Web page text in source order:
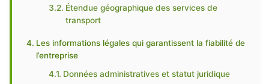
Étendue géographique des services de
transport
Les informations légales qui garantissent la fiabilité de
l’entreprise
Données administratives et statut juridique